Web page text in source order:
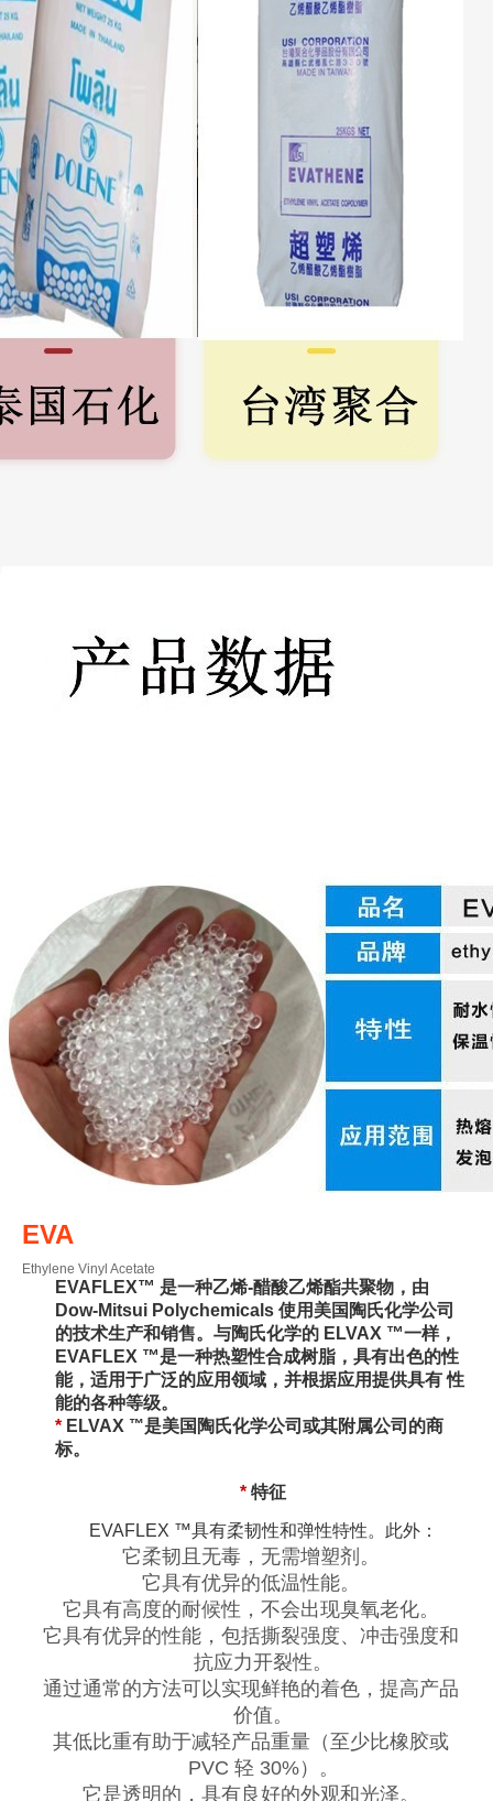
EVA
Ethylene Vinyl Acetate
EVAFLEX™ 是一种乙烯-醋酸乙烯酯共聚物，由
Dow-Mitsui Polychemicals 使用美国陶氏化学公司
的技术生产和销售。 与陶氏化学的 ELVAX ™一样，
EVAFLEX ™是一种热塑性合成树脂，具有出色的性
能，适用于广泛的应用领域，并根据应用提供具有 性
能的各种等级。
* ELVAX ™是美国陶氏化学公司或其附属公司的商
标。
* 特征
EVAFLEX ™具有柔韧性和弹性特性。此外：
它柔韧且无毒，无需增塑剂。
它具有优异的低温性能。
它具有高度的耐候性，不会出现臭氧老化。
它具有优异的性能，包括撕裂强度、冲击强度和
抗应力开裂性。
通过通常的方法可以实现鲜艳的着色，提高产品
价值。
其低比重有助于减轻产品重量（至少比橡胶或
PVC 轻 30%）。
它是透明的，具有良好的外观和光泽。